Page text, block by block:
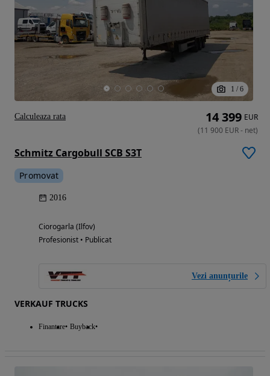
1 / 6
Schmitz Cargobull SCB S3T
Promovat
2016
Ciorogarla (Ilfov)
Profesionist • Publicat
Vezi anunțurile
VERKAUF TRUCKS
Finantare Buyback
14 399 EUR
(11 900 EUR- net)
Calculeaza rata